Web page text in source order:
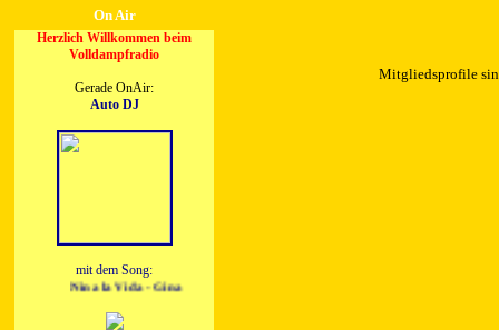
On Air
Herzlich Willkommen beim
Volldampfradio
Gerade OnAir:
Auto DJ
mit dem Song:
Nina la Vida - Gina
Mitgliedsprofile